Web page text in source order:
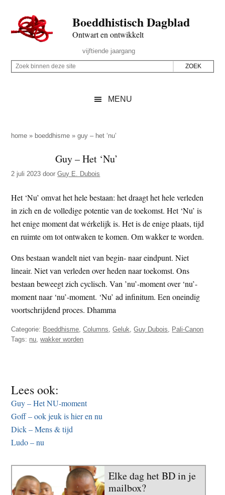
naar
de
inhoud
secondary
naar
de
sidebar
naar
de
Boeddhistisch Dagblad
Ontwart en ontwikkelt
Rechts
vijftiende jaargang
Z
p
z
e
s
i
t
Z
i
e
d
e
z
e
i
t
e
MENU
home » boeddhisme »guy – het ‘nu’
Guy – Het ‘Nu’
2 juli 2023 doorGuy E. Dubois
Het ‘Nu’ omvat het hele bestaan: het draagt het hele verleden
in zich en de volledige potentie van de toekomst. Het ‘Nu’ is
het enige moment dat wérkelijk is. Het is de enige plaats, tijd
en ruimte om tot ontwaken te komen. Om wakker te worden.
Ons bestaan wandelt niet van begin- naar eindpunt. Niet
lineair. Niet van verleden over heden naar toekomst. Ons
bestaan beweegt zich cyclisch. Van ’nu’-moment over ‘nu’-
moment naar ‘nu’-moment. ‘Nu’ ad infinitum. Een oneindig
voortschrijdend proces. Dhamma
Categorie: Boeddhisme ,Columns ,Geluk ,Guy Dubois
Pali-Canon
Tags: nu ,wakker worden
Lees ook:
Guy – Het NU-moment
Goff – ook jeuk is hier en nu
Dick – Mens & tijd
Ludo – nu
Elke dag het BD in je
mailbox?